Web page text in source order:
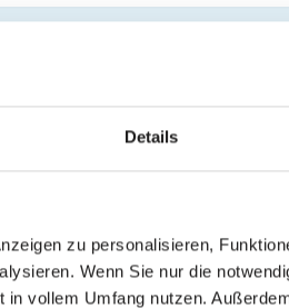
Details
zu personalisieren,
Wenn Sie nur die
vollem Umfang nutzen.
Keine weiteren Ergebnisse gefunden